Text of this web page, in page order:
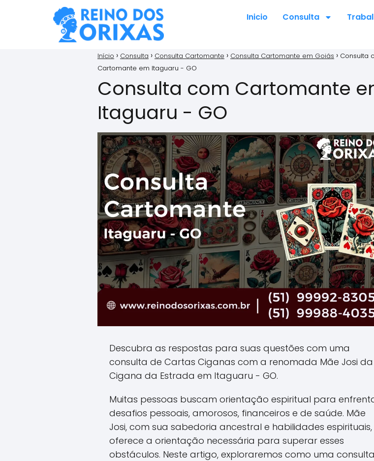
Inicio Consulta
Início Consulta Consulta Cartomante Consulta Cartomante em Goiás
Consulta
Cartomante em Itaguaru - GO
Consulta com Cartomante
Itaguaru - GO
Descubra as respostas para suas questões com uma
consulta de Cartas Ciganas com a renomada Mãe Josi da
Cigana da Estrada em Itaguaru - GO.
Muitas pessoas buscam orientação espiritual para
desafios pessoais, amorosos, financeiros e de saúde. Mãe
Josi, com sua sabedoria ancestral e habilidades espirituais,
oferece a orientação necessária para superar esses
obstáculos. Neste artigo, exploraremos como uma consulta